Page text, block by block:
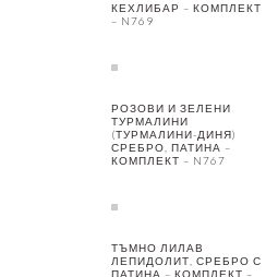
КЕХЛИБАР – КОМПЛЕКТ
– N769
РОЗОВИ И ЗЕЛЕНИ
ТУРМАЛИНИ
(ТУРМАЛИНИ-ДИНЯ)
СРЕБРО, ПАТИНА –
КОМПЛЕКТ – N767
ТЪМНО ЛИЛАВ
ЛЕПИДОЛИТ, СРЕБРО С
ПАТИНА – КОМПЛЕКТ –